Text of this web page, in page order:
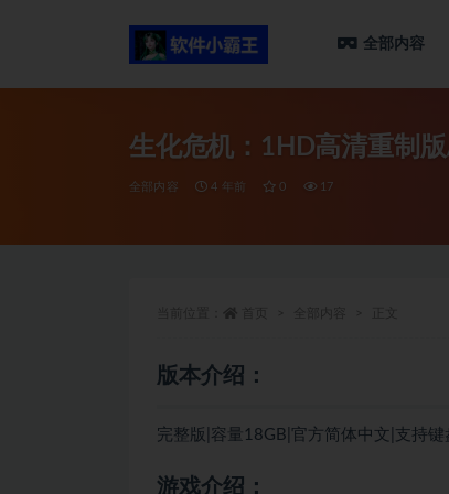
全部内容
生化危机：1HD高清重制
全部内容 4 年前 0 17
版本介绍：
完整版|容量18GB|官方简体中文|支持
游戏介绍：